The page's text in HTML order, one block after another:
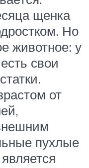
щенка
Но
животное: у
свои
от
пухлые